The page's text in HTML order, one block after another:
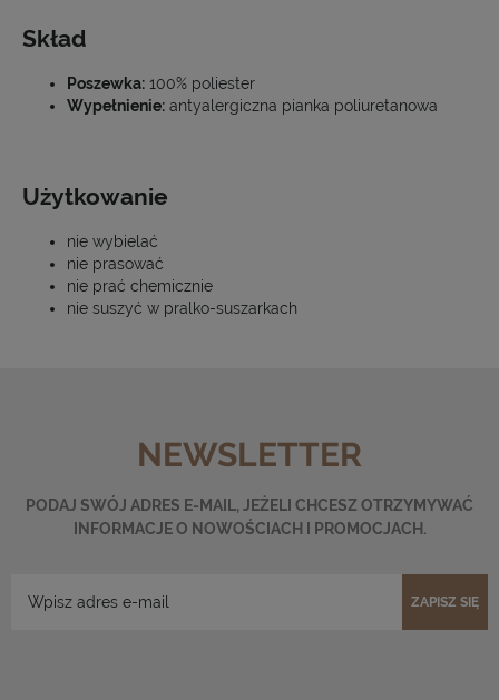
Skład
Poszewka: 100% poliester
Wypełnienie: antyalergiczna pianka poliuretanowa
Użytkowanie
nie wybielać
nie prasować
nie prać chemicznie
nie suszyć w pralko-suszarkach
NEWSLETTER
PODAJ SWÓJ ADRES E-MAIL, JEŻELI CHCESZ OTRZYMYWAĆ
INFORMACJE O NOWOŚCIACH I PROMOCJACH.
ZAPISZ SIĘ